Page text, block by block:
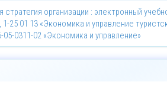
стратегия организации : электронный
25 01 13 «Экономика и управление
0311-02 «Экономика и управление»